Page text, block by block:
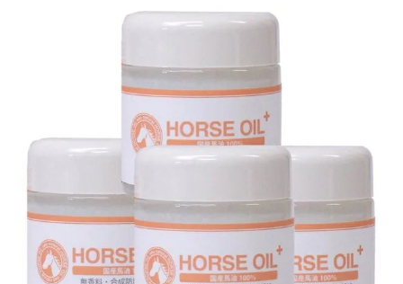
o natural(ネ
オナチュラル)
7,920 (税込)
ホーム